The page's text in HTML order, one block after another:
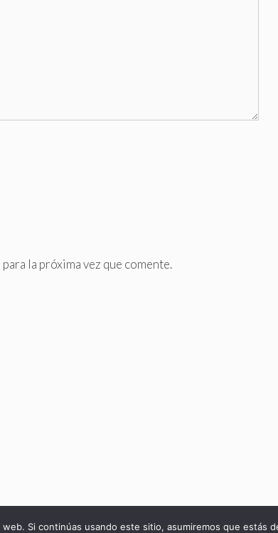
la próxima vez que comente.
Blog de Boizu - Vivir Gratis
Si continúas usando este sitio, asumiremos que estás